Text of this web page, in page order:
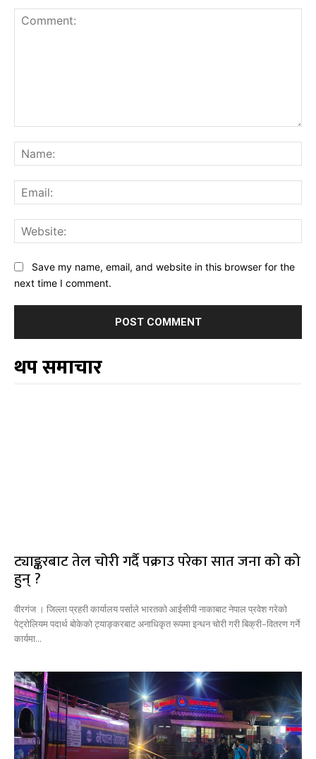
Save my name, email, and website in this browser for the
next time I comment.
थप समाचार
ट्याङ्करबाट तेल चोरी गर्दै पक्राउ परेका सात जना को को
हुन् ?
वीरगंज । जिल्ला प्रहरी कार्यालय पर्साले भारतको आईसीपी नाकाबाट नेपाल प्रवेश गरेको
पेट्रोलियम पदार्थ बोकेको ट्याङ्करबाट अनाधिकृत रूपमा इन्धन चोरी गरी बिक्री–वितरण गर्ने
कार्यमा...